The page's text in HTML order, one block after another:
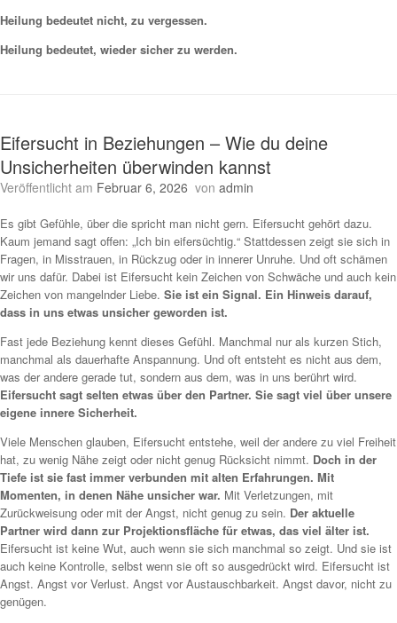
Heilung bedeutet nicht, zu vergessen.
Heilung bedeutet, wieder sicher zu werden.
Eifersucht in Beziehungen – Wie du deine
Unsicherheiten überwinden kannst
Veröffentlicht am Februar 6, 2026 von admin
Es gibt Gefühle, über die spricht man nicht gern. Eifersucht gehört dazu.
Kaum jemand sagt offen: „Ich bin eifersüchtig.“ Stattdessen zeigt sie sich in
Fragen, in Misstrauen, in Rückzug oder in innerer Unruhe. Und oft schämen
wir uns dafür. Dabei ist Eifersucht kein Zeichen von Schwäche und auch kein
Zeichen von mangelnder Liebe. Sie ist ein Signal. Ein Hinweis darauf,
dass in uns etwas unsicher geworden ist.
Fast jede Beziehung kennt dieses Gefühl. Manchmal nur als kurzen Stich,
manchmal als dauerhafte Anspannung. Und oft entsteht es nicht aus dem,
was der andere gerade tut, sondern aus dem, was in uns berührt wird.
Eifersucht sagt selten etwas über den Partner. Sie sagt viel über unsere
eigene innere Sicherheit.
Viele Menschen glauben, Eifersucht entstehe, weil der andere zu viel Freiheit
hat, zu wenig Nähe zeigt oder nicht genug Rücksicht nimmt. Doch in der
Tiefe ist sie fast immer verbunden mit alten Erfahrungen. Mit
Momenten, in denen Nähe unsicher war. Mit Verletzungen, mit
Zurückweisung oder mit der Angst, nicht genug zu sein. Der aktuelle
Partner wird dann zur Projektionsfläche für etwas, das viel älter ist.
Eifersucht ist keine Wut, auch wenn sie sich manchmal so zeigt. Und sie ist
auch keine Kontrolle, selbst wenn sie oft so ausgedrückt wird. Eifersucht ist
Angst. Angst vor Verlust. Angst vor Austauschbarkeit. Angst davor, nicht zu
genügen.